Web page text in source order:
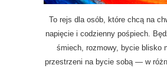
To rejs dla osób, które chcą na
napięcie i codzienny pośpiech.
śmiech, rozmowy, bycie blisko
przestrzeni na bycie sobą — w